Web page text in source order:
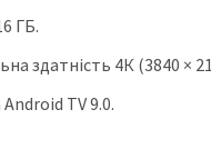
ГБ.
здатність 4К (3840 ×
TV 9.0.